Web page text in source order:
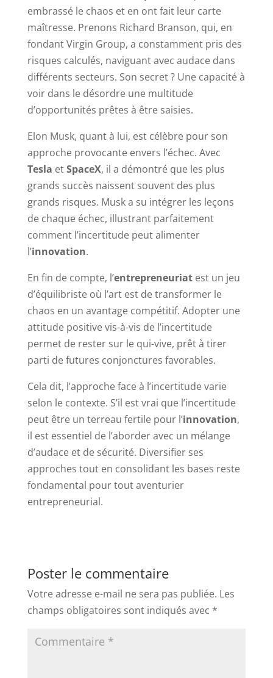
embrassé le chaos et en ont fait leur carte
maîtresse. Prenons Richard Branson, qui, en
fondant Virgin Group, a constamment pris des
risques calculés, naviguant avec audace dans
différents secteurs. Son secret ? Une capacité à
voir dans le désordre une multitude
d’opportunités prêtes à être saisies.
Elon Musk, quant à lui, est célèbre pour son
approche provocante envers l’échec. Avec
Tesla etSpaceX, il a démontré que les plus
grands succès naissent souvent des plus
grands risques. Musk a su intégrer les leçons
de chaque échec, illustrant parfaitement
comment l’incertitude peut alimenter
l’innovation.
En fin de compte, l’entrepreneuriatest un jeu
d’équilibriste où l’art est de transformer le
chaos en un avantage compétitif. Adopter une
attitude positive vis-à-vis de l’incertitude
permet de rester sur le qui-vive, prêt à tirer
parti de futures conjonctures favorables.
Cela dit, l’approche face à l’incertitude varie
selon le contexte. S’il est vrai que l’incertitude
peut être un terreau fertile pour l’innovation,
il est essentiel de l’aborder avec un mélange
d’audace et de sécurité. Diversifier ses
approches tout en consolidant les bases reste
fondamental pour tout aventurier
entrepreneurial.
Poster le commentaire
Votre adresse e-mail ne sera pas publiée. Les
champs obligatoires sont indiqués avec *